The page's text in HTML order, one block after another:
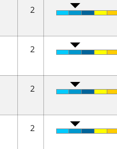
2
2
2
2